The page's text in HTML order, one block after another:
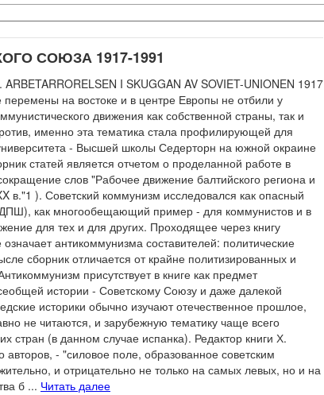
СОЮЗА 1917-1991
I SKUGGAN AV SOVIET-UNIONEN 1917
на востоке и в центре Европы не отбили у
движения как собственной страны, так и
именно эта тематика стала профилирующей для
- Высшей школы Седерторн на южной окраине
статей является отчетом о проделанной работе в
слов "Рабочее движение балтийского региона и
в."1 ). Советский коммунизм исследовался как опасный
как многообещающий пример - для коммунистов и в
для тех и для других. Проходящее через книгу
антикоммунизма составителей: политические
сборник отличается от крайне политизированных и
присутствует в книге как предмет
истории - Советскому Союзу и даже далекой
историки обычно изучают отечественное прошлое,
не читаются, и зарубежную тематику чаще всего
стран (в данном случае испанка). Редактор книги Х.
- "силовое поле, образованное советским
и отрицательно не только на самых левых, но и на
б ... Читать далее